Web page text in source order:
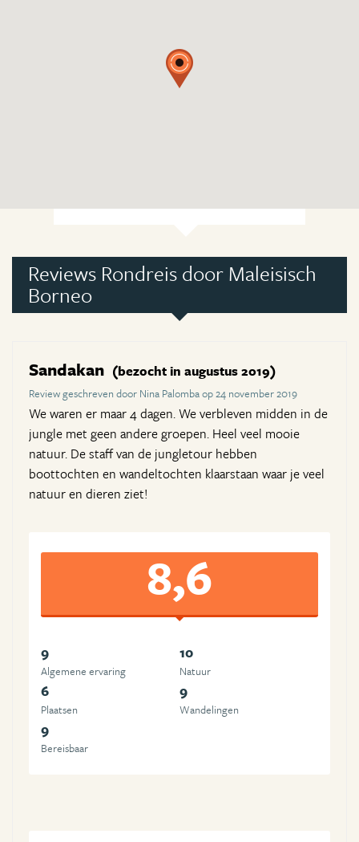
Reviews Rondreis door Maleisisch
Borneo
Sandakan (bezocht in augustus 2019)
Review geschreven door Nina Palomba op 24 november 2019
We waren er maar 4 dagen. We verbleven midden in de
jungle met geen andere groepen. Heel veel mooie
natuur. De staff van de jungletour hebben
boottochten en wandeltochten klaarstaan waar je veel
natuur en dieren ziet!
8,6
9
Algemene ervaring
10
Natuur
6
Plaatsen
9
Wandelingen
9
Bereisbaar